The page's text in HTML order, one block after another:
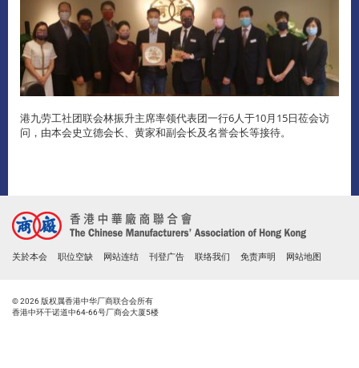
港九劳工社团联会林振升主席率领代表团一行6人于10月15日莅会访
问，由本会史立德会长、黄家和副会长及名誉会长等接待。
关於本会 职位空缺 网站连结 刊登广告 联络我们 免责声明 网站地图
© 2026 版权属香港中华厂商联合会所有
香港中环干诺道中64-66号厂商会大厦5楼